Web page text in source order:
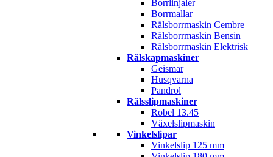
Borrlinjaler
Borrmallar
Rälsborrmaskin Cembre
Rälsborrmaskin Bensin
Rälsborrmaskin Elektrisk
Rälskapmaskiner
Geismar
Husqvarna
Pandrol
Rälsslipmaskiner
Robel 13.45
Växelslipmaskin
Vinkelslipar
Vinkelslip 125 mm